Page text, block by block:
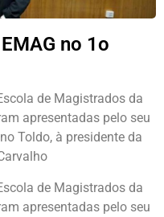
no 1o
de Magistrados da
apresentadas pelo seu
Toldo, à presidente da
de Magistrados da
apresentadas pelo seu